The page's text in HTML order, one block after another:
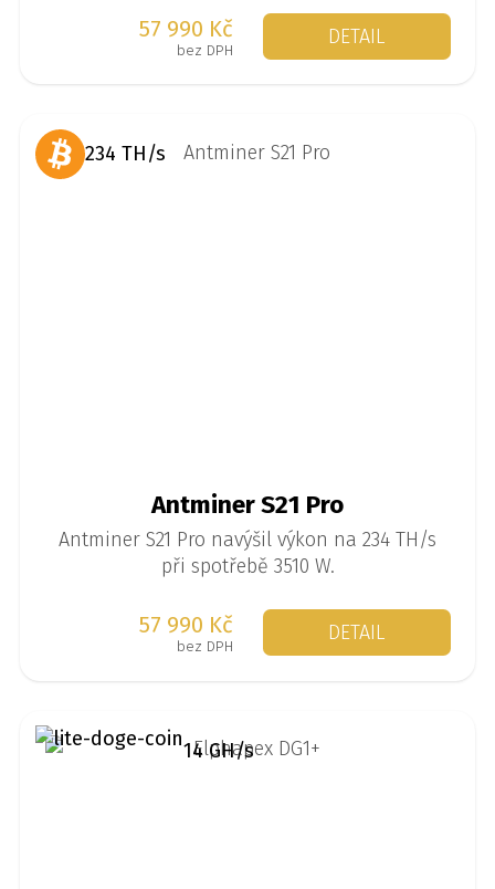
57 990 Kč
bez DPH
DETAIL
Antminer S21 Pro
Antminer S21 Pro navýšil výkon na 234 TH/s
při spotřebě 3510 W.
57 990 Kč
bez DPH
DETAIL
234 TH/s
14 GH/s